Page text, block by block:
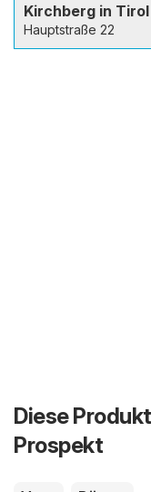
Kirchberg in Tirol
Hauptstraße 22
Diese
Prospekt